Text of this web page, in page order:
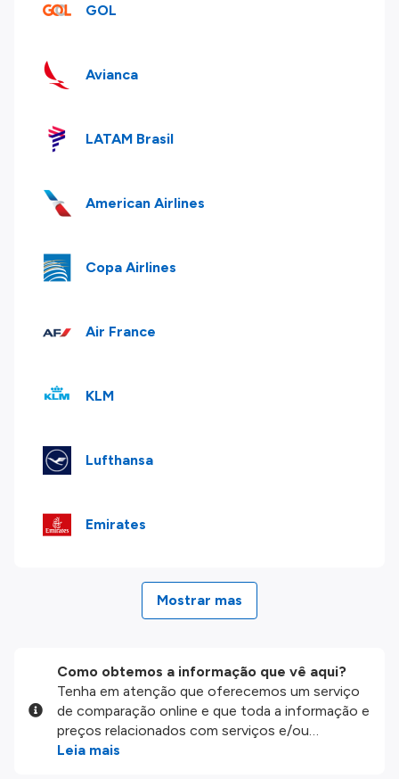
GOL
Avianca
LATAM Brasil
American Airlines
Copa Airlines
Air France
KLM
Lufthansa
Emirates
Mostrar mas
Como obtemos a informação que vê aqui?
Tenha em atenção que oferecemos um serviço
de comparação online e que toda a informação e
preços relacionados com serviços e/ou
produtos disponíveis no nosso website são
Leia mais